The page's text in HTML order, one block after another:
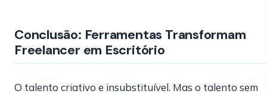
Conclusão: Ferramentas Transformam
Freelancer em Escritório
O talento criativo e insubstituível. Mas o talento sem